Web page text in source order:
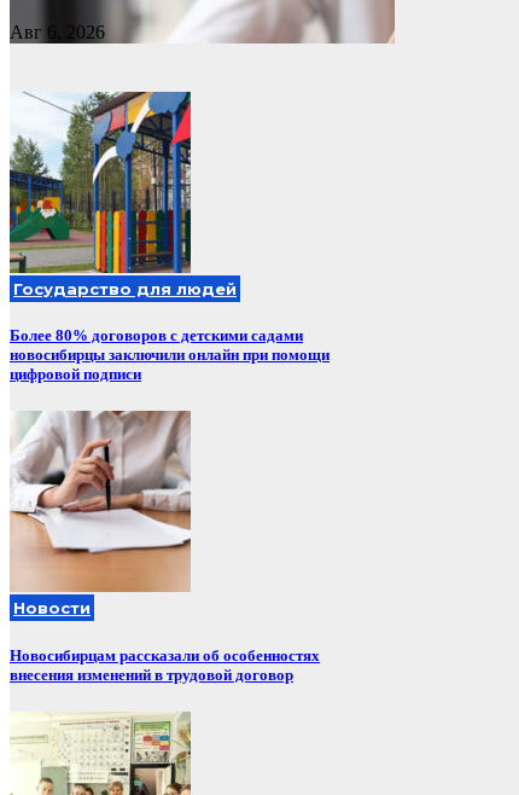
Авг 6, 2026
Государство для людей
Более 80% договоров с детскими садами
новосибирцы заключили онлайн при помощи
цифровой подписи
Новости
Новосибирцам рассказали об особенностях
внесения изменений в трудовой договор